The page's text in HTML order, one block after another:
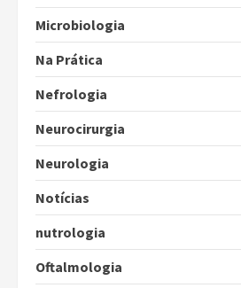
Microbiologia
Na Prática
Nefrologia
Neurocirurgia
Neurologia
Notícias
nutrologia
Oftalmologia